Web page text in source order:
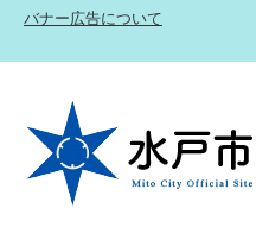
バナー広告について